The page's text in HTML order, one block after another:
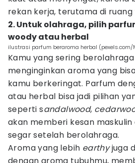
rekan kerja, terutama di
2. Untuk olahraga, pilih
woody atau herbal
ilustrasi parfum beraroma herbal (pexels.com/
Kamu yang sering
menginginkan aroma yang
kamu berkeringat. Parfum
atau herbal bisa jadi pilihan
seperti sandalwood,
akan memberi kesan
segar setelah berolahraga.
Aroma yang lebih earthyjuga